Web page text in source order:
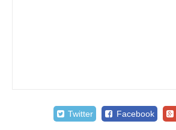
Twitter Facebook